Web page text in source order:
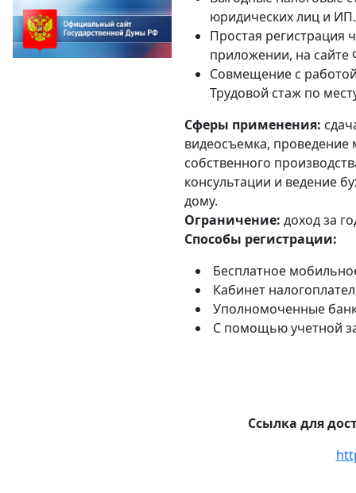
юридических лиц и
Простая регистрация
приложении, на сайте
Совмещение с
Трудовой стаж по
Сферы применения:
видеосъемка, проведение
собственного
консультации и ведение
дому.
Ограничение: доход за
Способы регистрации:
Бесплатное
Кабинет
Уполномоченные
С помощью учетной
Ссылка для